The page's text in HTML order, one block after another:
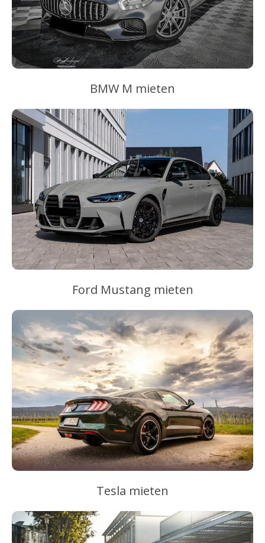
BMW M mieten
Ford Mustang mieten
Tesla mieten